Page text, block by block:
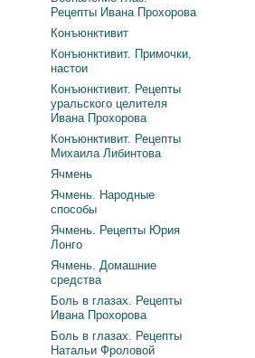
Рецепты Ивана Прохорова
Конъюнктивит
Конъюнктивит. Примочки,
настои
Конъюнктивит. Рецепты
уральского целителя
Ивана Прохорова
Конъюнктивит. Рецепты
Михаила Либинтова
Ячмень
Ячмень. Народные
способы
Ячмень. Рецепты Юрия
Лонго
Ячмень. Домашние
средства
Боль в глазах. Рецепты
Ивана Прохорова
Боль в глазах. Рецепты
Натальи Фроловой